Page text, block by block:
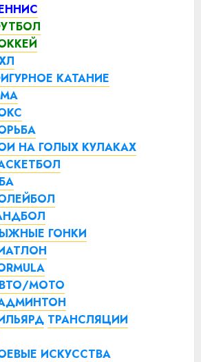
КАТАНИЕ
НА ГОЛЫХ КУЛАКАХ
ГОНКИ
МОТО
ТРАНСЛЯЦИИ
ИСКУССТВА